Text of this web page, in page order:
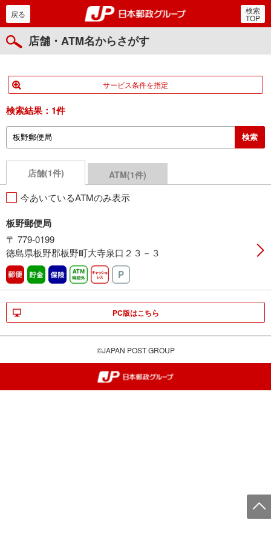
郵便局・日本郵政グルー
戻る 検索
TOP
店舗・ATM名からさがす
サービス条件を指定
検索結果： 1件
店舗(1件) ATM(1件)
今あいているATMのみ表示
板野郵便局
〒 779-0199
徳島県板野郡板野町大寺泉口２３－３
郵便 貯金 保険 ATM時間外キャッシュレス
PC版はこちら
©JAPAN POST GROUP